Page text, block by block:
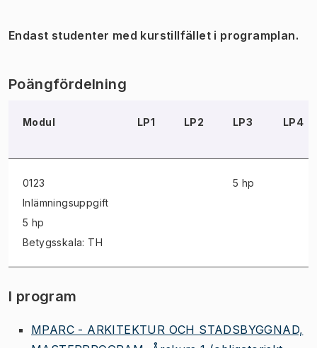
Endast studenter med kurstillfället i programplan.
Poängfördelning
Modul LP1 LP2 LP3 LP4
0123
Inlämningsuppgift
5 hp
Betygsskala: TH
5 hp
I program
MPARC - ARKITEKTUR OCH STADSBYGGNAD,